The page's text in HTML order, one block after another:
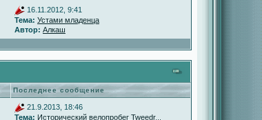
16.11.2012, 9:41
Тема: Устами младенца
Автор: Алкаш
Последнее сообщение
21.9.2013, 18:46
Тема: Исторический велопробег Tweedr...